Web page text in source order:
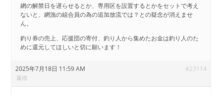
網の解禁日を遅らせるとか、専用区を設置するとかをセットで考え
ないと、網漁の組合員の為の追加放流では？との疑念が消えませ
ん。
釣り券の売上、応援団の寄付、釣り人から集めたお金は釣り人のた
めに還元してほしいと切に願います！
2025年7月18日 11:59 AM #23114
返信